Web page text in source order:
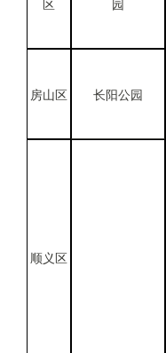
区 园
房山区 长阳公园
顺义区